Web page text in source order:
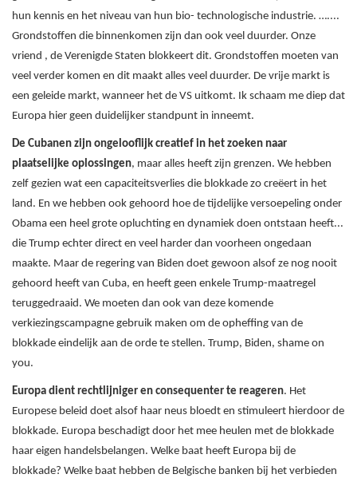
hun kennis en het niveau van hun bio- technologische industrie. …....
Grondstoffen die binnenkomen zijn dan ook veel duurder. Onze
vriend , de Verenigde Staten blokkeert dit. Grondstoffen moeten van
veel verder komen en dit maakt alles veel duurder. De vrije markt is
een geleide markt, wanneer het de VS uitkomt. Ik schaam me diep dat
Europa hier geen duidelijker standpunt in inneemt.
De Cubanen zijn ongelooflijk creatief in het zoeken naar
plaatselijke oplossingen, maar alles heeft zijn grenzen. We hebben
zelf gezien wat een capaciteitsverlies die blokkade zo creëert in het
land. En we hebben ook gehoord hoe de tijdelijke versoepeling onder
Obama een heel grote opluchting en dynamiek doen ontstaan heeft...
die Trump echter direct en veel harder dan voorheen ongedaan
maakte. Maar de regering van Biden doet gewoon alsof ze nog nooit
gehoord heeft van Cuba, en heeft geen enkele Trump-maatregel
teruggedraaid. We moeten dan ook van deze komende
verkiezingscampagne gebruik maken om de opheffing van de
blokkade eindelijk aan de orde te stellen. Trump, Biden, shame on
you.
Europa dient rechtlijniger en consequenter te reageren. Het
Europese beleid doet alsof haar neus bloedt en stimuleert hierdoor de
blokkade. Europa beschadigt door het mee heulen met de blokkade
haar eigen handelsbelangen. Welke baat heeft Europa bij de
blokkade? Welke baat hebben de Belgische banken bij het verbieden